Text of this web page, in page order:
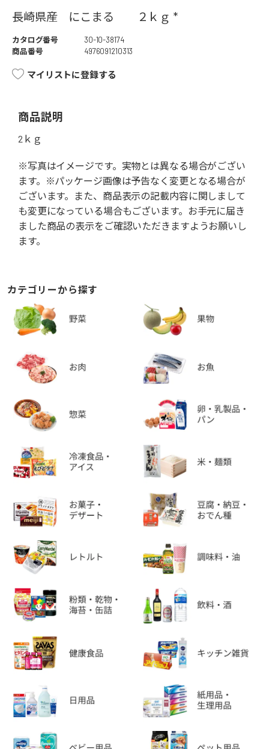
長崎県産 にこまる ２ｋｇ *
カタログ番号
30-10-38174
商品番号
4976091210313
マイリストに登録する
商品説明
2ｋｇ
※写真はイメージです。実物とは異なる場合がござい
ます。※パッケージ画像は予告なく変更となる場合が
ございます。また、商品表示の記載内容に関しまして
も変更になっている場合もございます。お手元に届き
ました商品の表示をご確認いただきますようお願いし
ます。
カテゴリーから探す